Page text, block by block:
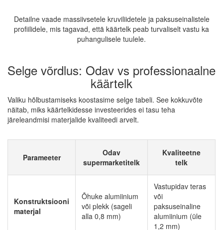
Detailne vaade massiivsetele kruviliidetele ja paksuseinalistele
profiilidele, mis tagavad, että käärtelk peab turvaliselt vastu ka
puhangulisele tuulele.
Selge võrdlus: Odav vs professionaalne
käärtelk
Valiku hõlbustamiseks koostasime selge tabeli. See kokkuvõte
näitab, miks käärtelkidesse investeerides ei tasu teha
järeleandmisi materjalide kvaliteedi arvelt.
Parameeter
Odav
supermarketitelk
Kvaliteetne
telk
Konstruktsiooni
materjal
Õhuke alumiinium
või plekk (sageli
alla 0,8 mm)
Vastupidav teras
või
paksuseinaline
alumiinium (üle
1,2 mm)